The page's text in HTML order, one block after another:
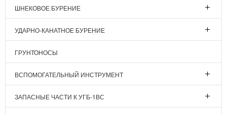
ШНЕКОВОЕ БУРЕНИЕ
УДАРНО-КАНАТНОЕ БУРЕНИЕ
ГРУНТОНОСЫ
ВСПОМОГАТЕЛЬНЫЙ ИНСТРУМЕНТ
ЗАПАСНЫЕ ЧАСТИ К УГБ-1ВС